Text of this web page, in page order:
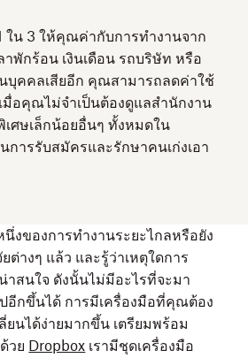
ใน 3 ให้คุณค่ากับการทำงานจาก
พักร้อน เงินเดือน รถบริษัท หรือ
บุคคลเสียอีก คุณสามารถลดค่าใช้
มื่อคุณไม่จำเป็นต้องดูแลสำนักงาน
ศษเล็กน้อยอื่นๆ ทั้งหมดใน
การรับสมัครและรักษาคนเก่งเอา
งของการทำงานระยะไกลหรือยัง
างๆ แล้ว และรู้ว่าเหตุใดการ
าสนใจ ดังนั้นไม่มีอะไรที่จะมา
อีกขึ้นได้ การมีเครื่องมือที่คุณต้อง
ยนได้ง่ายมากขึ้น เตรียมพร้อม
วย Dropbox เรามีชุดเครื่องมือ